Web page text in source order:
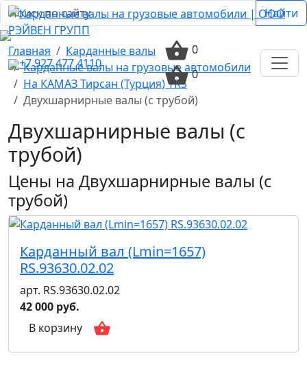
+7 927 477 4110
0
0
Найти
Главная
Карданные валы
Карданные валы на грузовые автомобили
На КАМАЗ Тирсан (Турция) TRS
Двухшарнирные валы (с трубой)
Двухшарнирные валы (с
трубой)
Цены на Двухшарнирные валы (с
трубой)
Карданный вал (Lmin=1657)
RS.93630.02.02
арт. RS.93630.02.02
42 000 руб.
В корзину